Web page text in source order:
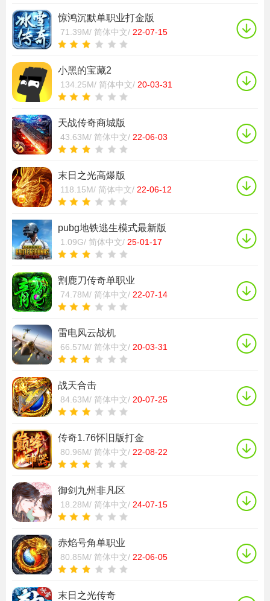
惊鸿沉默单职业打金版
71.39M/ 简体中文/ 22-07-15
小黑的宝藏2
134.25M/ 简体中文/ 20-03-31
天战传奇商城版
43.63M/ 简体中文/ 22-06-03
末日之光高爆版
118.15M/ 简体中文/ 22-06-12
pubg地铁逃生模式最新版
1.09G/ 简体中文/ 25-01-17
割鹿刀传奇单职业
74.78M/ 简体中文/ 22-07-14
雷电风云战机
66.57M/ 简体中文/ 20-03-31
战天合击
84.63M/ 简体中文/ 20-07-25
传奇1.76怀旧版打金
80.96M/ 简体中文/ 22-08-22
御剑九州非凡区
18.28M/ 简体中文/ 24-07-15
赤焰号角单职业
80.85M/ 简体中文/ 22-06-05
末日之光传奇